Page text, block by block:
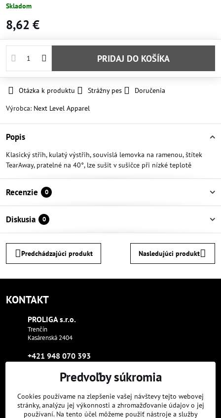
Skladom
8,62 €
PRIDAJ DO KOŠÍKA
Otázka k produktu Strážny pes
Doručenia
Výrobca: Next Level Apparel
Popis
Klasický střih, kulatý výstřih, souvislá lemovka na ramenou, štítek
TearAway, pratelné na 40°, lze sušit v sušičce při nízké teplotě
Recenzie 0
Diskusia 0
Predchádzajúci produkt Nasledujúci produkt
KONTAKT
PROLIGA s​.r​.o​.
Trenčín
Kasárenská 2404
+421 948 070 393
proliga​@proliga​.eu
Sme tam, kde aj vy:
Predvoľby súkromia
Cookies používame na zlepšenie vašej návštevy tejto webovej
stránky, analýzu jej výkonnosti a zhromažďovanie údajov o jej
používaní. Na tento účel môžeme použiť nástroje a služby